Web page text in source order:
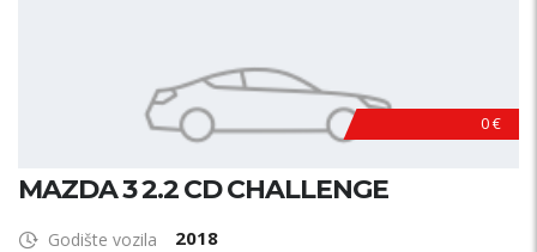
0 €
MAZDA 3 2.2 CD CHALLENGE
Godište vozila 2018